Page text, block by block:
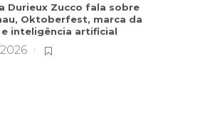
Durieux Zucco fala sobre
Oktoberfest, marca da
inteligência artificial